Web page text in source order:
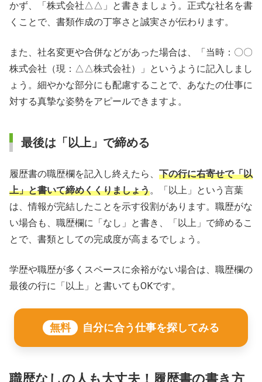
かず、「株式会社△△」と書きましょう。正式な社名を書
くことで、書類作成の丁寧さと誠実さが伝わります。
また、社名変更や合併などがあった場合は、「当時：〇〇
株式会社（現：△△株式会社）」というように記入しまし
ょう。細やかな部分にも配慮することで、あなたの仕事に
対する真摯な姿勢をアピールできますよ。
最後は「以上」で締める
履歴書の職歴欄を記入し終えたら、 下の行に右寄せで「以
上」と書いて締めくくりましょう。「以上」という言葉
は、情報が完結したことを示す役割があります。職歴がな
い場合も、職歴欄に「なし」と書き、「以上」で締めるこ
とで、書類としての完成度が高まるでしょう。
学歴や職歴が多くスペースに余裕がない場合は、職歴欄の
最後の行に「以上」と書いてもOKです。
無料 自分に合う仕事を探してみる
職歴なしの人も大丈夫！履歴書の書き方